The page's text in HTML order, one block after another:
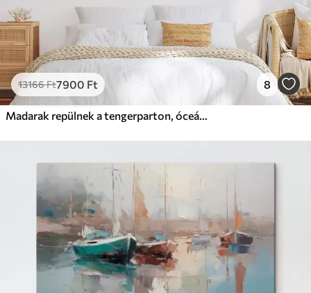
13166Ft7900 Ft 8
Madarak repülnek a tengerparton, óceán, hegyek a háttérben, meleg színek, lágy pasztell paletta